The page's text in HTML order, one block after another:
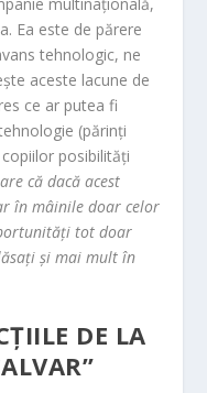
Ea este de părere
tehnologic, ne
aceste lacune de
ce ar putea fi
(părinți
posibilități
că dacă acest
în mâinile doar celor
tot doar
și mai mult în
DE LA